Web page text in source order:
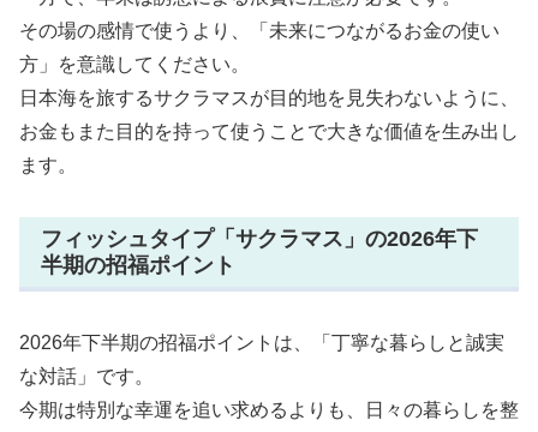
その場の感情で使うより、「未来につながるお金の使い
方」を意識してください。
日本海を旅するサクラマスが目的地を見失わないように、
お金もまた目的を持って使うことで大きな価値を生み出し
ます。
フィッシュタイプ「サクラマス」の2026年下
半期の招福ポイント
2026年下半期の招福ポイントは、「丁寧な暮らしと誠実
な対話」です。
今期は特別な幸運を追い求めるよりも、日々の暮らしを整